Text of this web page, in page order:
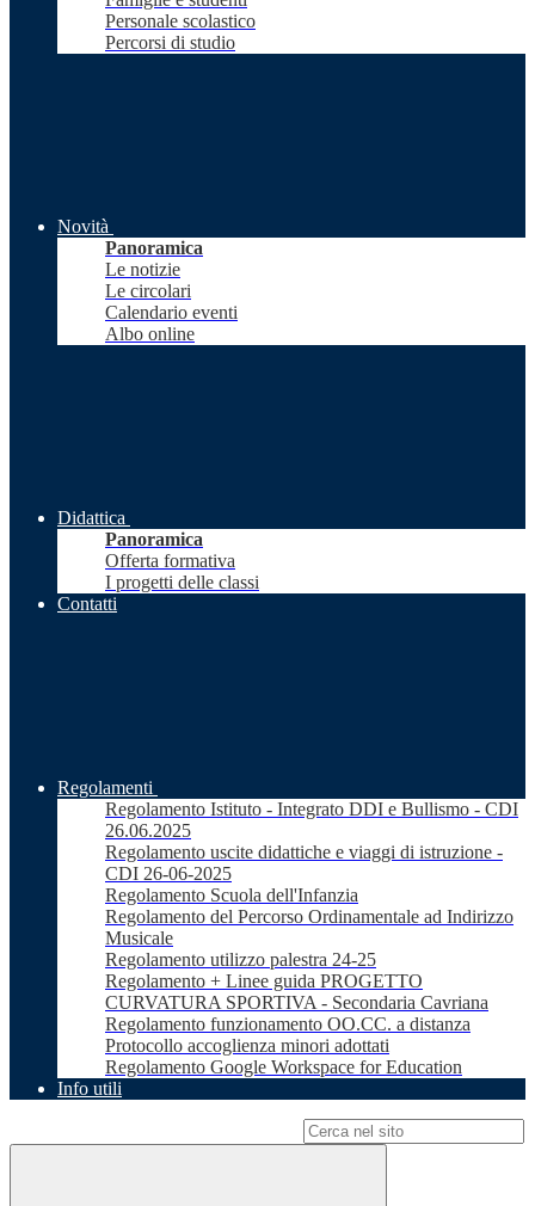
Personale scolastico
Percorsi di studio
Novità
Panoramica
Le notizie
Le circolari
Calendario eventi
Albo online
Didattica
Panoramica
Offerta formativa
I progetti delle classi
Contatti
Regolamenti
Regolamento Istituto - Integrato DDI e Bullismo - CDI
26.06.2025
Regolamento uscite didattiche e viaggi di istruzione -
CDI 26-06-2025
Regolamento Scuola dell'Infanzia
Regolamento del Percorso Ordinamentale ad Indirizzo
Musicale
Regolamento utilizzo palestra 24-25
Regolamento + Linee guida PROGETTO
CURVATURA SPORTIVA - Secondaria Cavriana
Regolamento funzionamento OO.CC. a distanza
Protocollo accoglienza minori adottati
Regolamento Google Workspace for Education
Info utili